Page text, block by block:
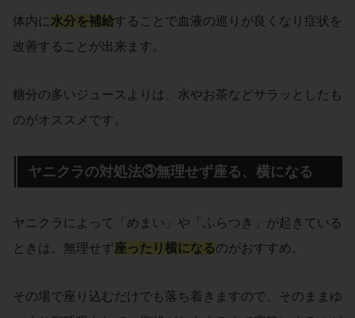
体内に水分を補給することで血液の巡りが良くなり症状を
改善することが出来ます。
糖分の多いジュースよりは、水やお茶などサラッとしたも
のがオススメです。
ヤニクラの対処法③無理せず座る、横になる
ヤニクラによって「めまい」や「ふらつき」が起きている
ときは、無理せず 座ったり横になるのがおすすめ。
その場で座り込むだけでも落ち着きますので、そのままゆ